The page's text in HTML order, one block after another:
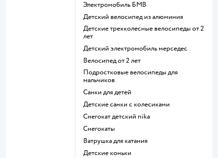
Электромобиль БМВ
Детский велосипед из алюминия
Детские трехколесные велосипеды от 2
лет
Детский электромобиль мерседес
Велосипед от 2 лет
Подростковые велосипеды для
мальчиков
Санки для детей
Детские санки с колесиками
Снегокат детский nika
Снегокаты
Ватрушка для катания
Детские коньки